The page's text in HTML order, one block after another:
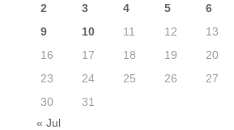
2
3 4 5 6
9
10 11 12 13
16
17 18 19 20
23
24 25 26 27
30
31
« Jul